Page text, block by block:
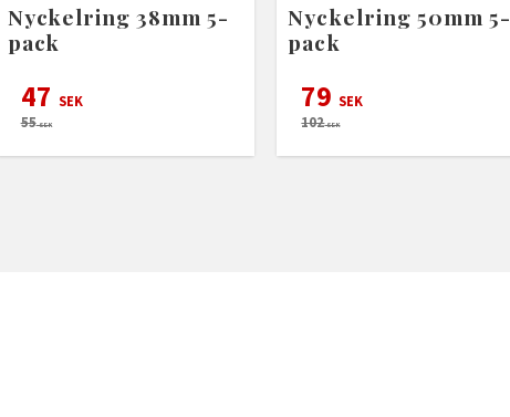
Nyckelring 38mm 5-
pack
47 SEK
55SEK
Nyckelring 50mm 5-
pack
79 SEK
102SEK